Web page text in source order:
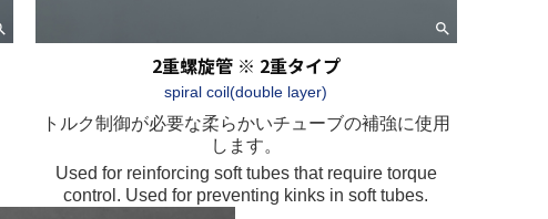
2重螺旋管 ※ 2重タイプ
spiral coil(double layer)
トルク制御が必要な柔らかいチューブの補強に使用
します。
Used for reinforcing soft tubes that require torque
control. Used for preventing kinks in soft tubes.